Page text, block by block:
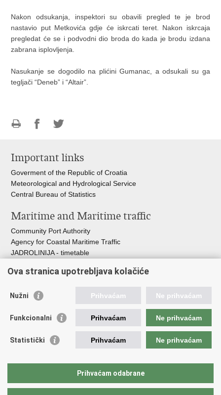
Nakon odsukanja, inspektori su obavili pregled te je brod
nastavio put Metkovića gdje će iskrcati teret. Nakon iskrcaja
pregledat će se i podvodni dio broda do kada je brodu izdana
zabrana isplovljenja.
Nasukanje se dogodilo na plićini Gumanac, a odsukali su ga
tegljači “Deneb” i “Altair”.
page
FacebookTwitteru
Important links
Goverment of the Republic of Croatia
Meteorological and Hydrological Service
Central Bureau of Statistics
Maritime and Maritime traffic
Community Port Authority
Agency for Coastal Maritime Traffic
JADROLINIJA - timetable
Croatian Motorways
Bus station Zagreb
Craotian Railways Passenger Transport
Zagreb International Airport - Franjo Tuđman
Ova stranica upotrebljava kolačiće
Nužni Prihvaćam Ne prihvaćam
Funkcionalni Prihvaćam Ne prihvaćam
Statistički Prihvaćam Ne prihvaćam
Prihvaćam odabrane